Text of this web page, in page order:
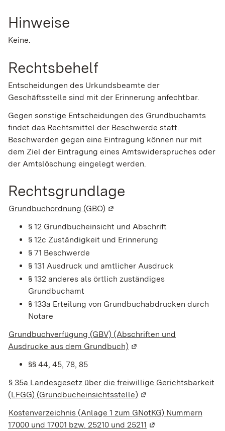
Hinweise
Keine.
Rechtsbehelf
Entscheidungen des Urkundsbeamte der
Geschäftsstelle sind mit der Erinnerung anfechtbar.
Gegen sonstige Entscheidungen des Grundbuchamts
findet das Rechtsmittel der Beschwerde statt.
Beschwerden gegen eine Eintragung können nur mit
dem Ziel der Eintragung eines Amtswiderspruches oder
der Amtslöschung eingelegt werden.
Rechtsgrundlage
Grundbuchordnung (GBO) (Wird in einem neuen Fenster
§ 12 Grundbucheinsicht und Abschrift
§ 12c Zuständigkeit und Erinnerung
§ 71 Beschwerde
§ 131 Ausdruck und amtlicher Ausdruck
§ 132 anderes als örtlich zuständiges
Grundbuchamt
§ 133a Erteilung von Grundbuchabdrucken durch
Notare
Grundbuchverfügung (GBV) (Abschriften und
Ausdrucke aus dem Grundbuch) (Wird in einem neuen
§§ 44, 45, 78, 85
§ 35a Landesgesetz über die freiwillige Gerichtsbarkeit
(LFGG) (Grundbucheinsichtsstelle) (Wird in einem neuen
Kostenverzeichnis (Anlage 1 zum GNotKG) Nummern
17000 und 17001 bzw. 25210 und 25211 (Wird in einem